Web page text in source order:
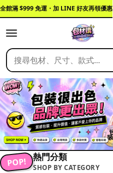
全館滿 $999 免運・加 LINE 好友再領優惠
POP! 熱門分類
SHOP BY CATEGORY